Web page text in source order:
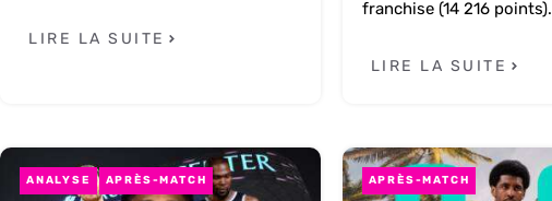
LIRE LA SUITE
franchise (14 216 points).
LIRE LA SUITE
ANALYSE APRÈS-MATCH APRÈS-MATCH